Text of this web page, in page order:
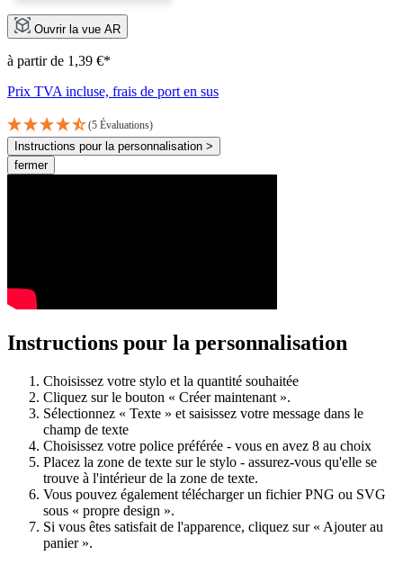
Ouvrir la vue AR
à partir de 1,39 €*
Prix TVA incluse, frais de port en sus
(5 Évaluations)
Instructions pour la personnalisation >
fermer
Instructions pour la personnalisation
Choisissez votre stylo et la quantité souhaitée
Cliquez sur le bouton « Créer maintenant ».
Sélectionnez « Texte » et saisissez votre message dans le
champ de texte
Choisissez votre police préférée - vous en avez 8 au choix
Placez la zone de texte sur le stylo - assurez-vous qu'elle se
trouve à l'intérieur de la zone de texte.
Vous pouvez également télécharger un fichier PNG ou SVG
sous « propre design ».
Si vous êtes satisfait de l'apparence, cliquez sur « Ajouter au
panier ».